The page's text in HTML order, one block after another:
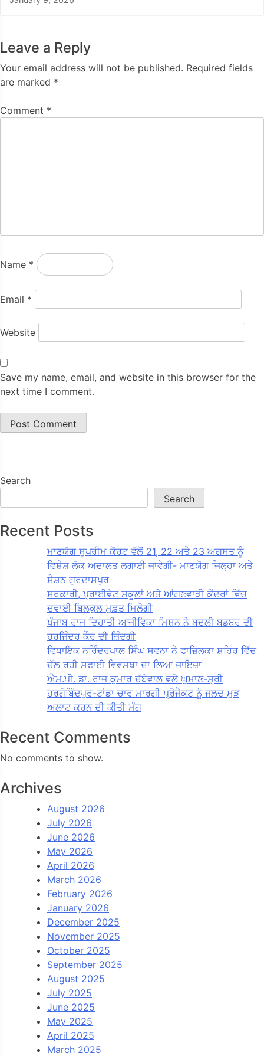
Leave a Reply
Your email address will not be published. Required fields
are marked *
Comment *
Name *
Email *
Website
Save my name, email, and website in this browser for the
next time I comment.
Search
Search
Recent Posts
ਮਾਣਯੋਗ ਸੁਪਰੀਮ ਕੋਰਟ ਵੱਲੋਂ 21, 22 ਅਤੇ 23 ਅਗਸਤ ਨੂੰ
ਵਿਸ਼ੇਸ਼ ਲੋਕ ਅਦਾਲਤ ਲਗਾਈ ਜਾਵੇਗੀ- ਮਾਣਯੋਗ ਜਿਲ੍ਹਾ ਅਤੇ
ਸੈਸ਼ਨ ਗੁਰਦਾਸਪੁਰ
ਸਰਕਾਰੀ, ਪ੍ਰਾਈਵੇਟ ਸਕੂਲਾਂ ਅਤੇ ਆਂਗਣਵਾੜੀ ਕੇਂਦਰਾਂ ਵਿੱਚ
ਦਵਾਈ ਬਿਲਕੁਲ ਮੁਫ਼ਤ ਮਿਲੇਗੀ
ਪੰਜਾਬ ਰਾਜ ਦਿਹਾਤੀ ਆਜੀਵਿਕਾ ਮਿਸ਼ਨ ਨੇ ਬਦਲੀ ਬਡਬਰ ਦੀ
ਹਰਜਿੰਦਰ ਕੌਰ ਦੀ ਜ਼ਿੰਦਗੀ
ਵਿਧਾਇਕ ਨਰਿੰਦਰਪਾਲ ਸਿੰਘ ਸਵਨਾ ਨੇ ਫਾਜ਼ਿਲਕਾ ਸ਼ਹਿਰ ਵਿੱਚ
ਚੱਲ ਰਹੀ ਸਫਾਈ ਵਿਵਸਥਾ ਦਾ ਲਿਆ ਜਾਇਜ਼ਾ
ਐਮ.ਪੀ. ਡਾ. ਰਾਜ ਕੁਮਾਰ ਚੱਬੇਵਾਲ ਵਲੋ ਘੁਮਾਣ-ਸ੍ਰੀ
ਹਰਗੋਬਿੰਦਪੁਰ-ਟਾਂਡਾ ਚਾਰ ਮਾਰਗੀ ਪ੍ਰੋਜੈਕਟ ਨੂੰ ਜਲਦ ਮੁੜ
ਅਲਾਟ ਕਰਨ ਦੀ ਕੀਤੀ ਮੰਗ
Recent Comments
No comments to show.
Archives
August 2026
July 2026
June 2026
May 2026
April 2026
March 2026
February 2026
January 2026
December 2025
November 2025
October 2025
September 2025
August 2025
July 2025
June 2025
May 2025
April 2025
March 2025